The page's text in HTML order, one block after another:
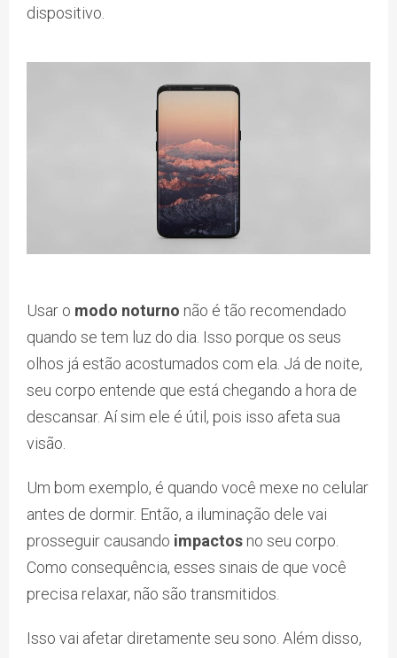
dispositivo.
Usar o modo noturno não é tão recomendado
quando se tem luz do dia. Isso porque os seus
olhos já estão acostumados com ela. Já de noite,
seu corpo entende que está chegando a hora de
descansar. Aí sim ele é útil, pois isso afeta sua
visão.
Um bom exemplo, é quando você mexe no celular
antes de dormir. Então, a iluminação dele vai
prosseguir causando impactos no seu corpo.
Como consequência, esses sinais de que você
precisa relaxar, não são transmitidos.
Isso vai afetar diretamente seu sono. Além disso,